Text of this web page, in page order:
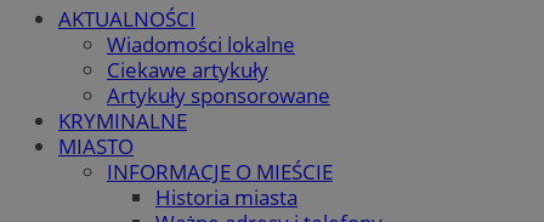
AKTUALNOŚCI
Wiadomości lokalne
Ciekawe artykuły
Artykuły sponsorowane
KRYMINALNE
MIASTO
INFORMACJE O MIEŚCIE
Historia miasta